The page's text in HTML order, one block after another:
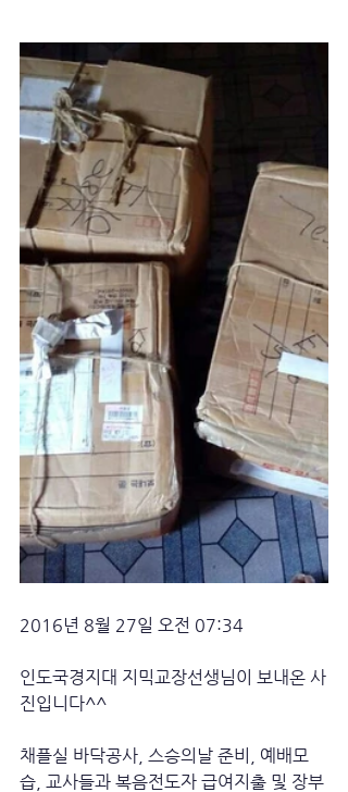
2016년 8월 27일 오전 07:34
인도국경지대 지믹교장선생님이 보내온 사
진입니다^^
채플실 바닥공사, 스승의날 준비, 예배모
습, 교사들과 복음전도자 급여지출 및 장부